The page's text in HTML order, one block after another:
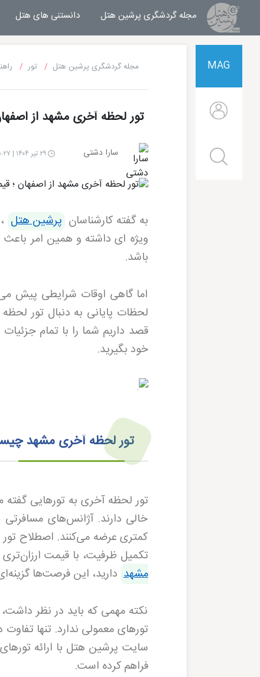
مجله گردشگری پرشین هتل مجله خبری پرشین هتل
دانستنی های هتل
MAG مجله گردشگری پرشین هتل تور
تور لحظه آخری مشهد از
سارا دشتی ۲۹ تیر ۱۴۰۴ | ۱۵:۲۷
به گفته کارشناسان پرشین هتل ،
ویژه ای داشته و همین امر باعث
باشد.
اما گاهی اوقات شرایطی پیش می
لحظات پایانی به دنبال تور
قصد داریم شما را با تمام
خود بگیرید.
تور لحظه آخری مشهد
تور لحظه آخری به تورهایی
خالی دارند. آژانس‌های
کمتری عرضه می‌کنند. اصطلاح
تکمیل ظرفیت، با قیمت
مشهد دارید، این فرصت‌ها
نکته مهمی که باید در نظر
تورهای معمولی ندارد. تنها
سایت پرشین هتل با ارائه
فراهم کرده است.